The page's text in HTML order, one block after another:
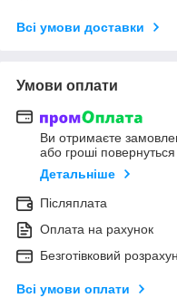
Всі умови доставки
Умови оплати
Ви отримаєте
або гроші
Детальніше
Післяплата
Оплата на рахунок
Безготівковий
Всі умови оплати